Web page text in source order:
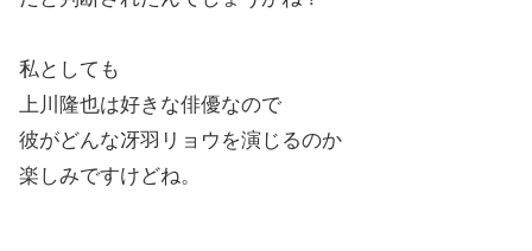
私としても
上川隆也は好きな俳優なので
彼がどんな冴羽リョウを演じるのか
楽しみですけどね。